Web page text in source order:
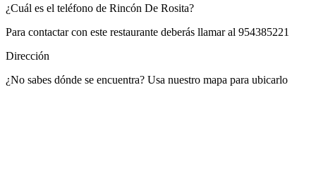
¿Cuál es el teléfono de Rincón De Rosita?
Para contactar con este restaurante deberás llamar al 954385221
Dirección
¿No sabes dónde se encuentra? Usa nuestro mapa para ubicarlo